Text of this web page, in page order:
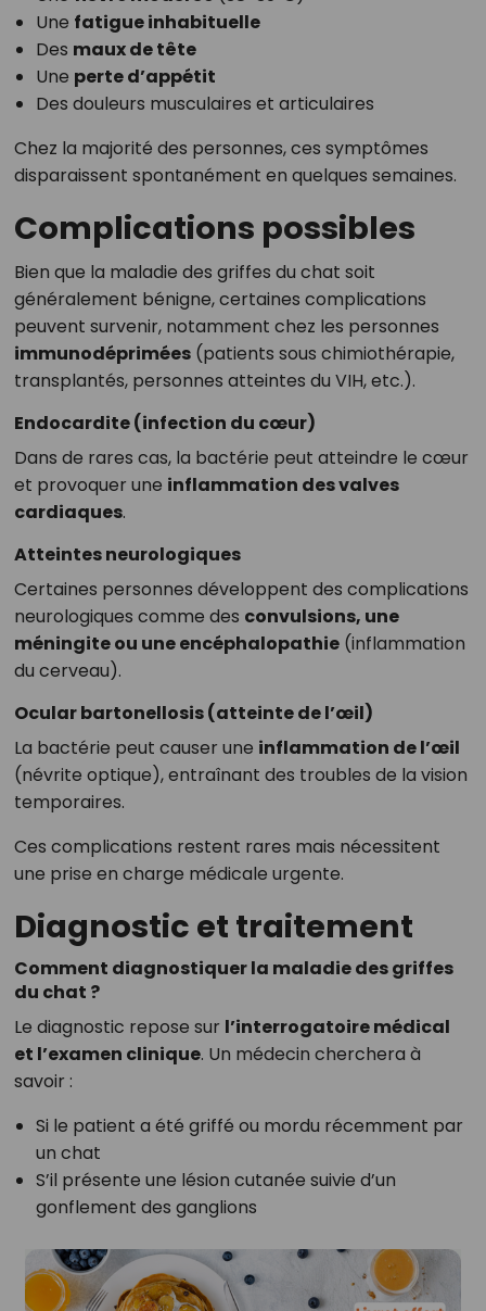
Une fatigue inhabituelle
Des maux de tête
Une perte d’appétit
Des douleurs musculaires et articulaires
Chez la majorité des personnes, ces symptômes
disparaissent spontanément en quelques semaines.
Complications possibles
Bien que la maladie des griffes du chat soit
généralement bénigne, certaines complications
peuvent survenir, notamment chez les personnes
immunodéprimées(patients sous chimiothérapie,
transplantés, personnes atteintes du VIH, etc.).
Endocardite (infection du cœur)
Dans de rares cas, la bactérie peut atteindre le cœur
et provoquer une inflammation des valves
cardiaques.
Atteintes neurologiques
Certaines personnes développent des complications
neurologiques comme des convulsions, une
méningite ou une encéphalopathie(inflammation
du cerveau).
Ocular bartonellosis (atteinte de l’œil)
La bactérie peut causer une inflammation de l’œil
(névrite optique), entraînant des troubles de la vision
temporaires.
Ces complications restent rares mais nécessitent
une prise en charge médicale urgente.
Diagnostic et traitement
Comment diagnostiquer la maladie des griffes
du chat ?
Le diagnostic repose sur l’interrogatoire médical
et l’examen clinique. Un médecin cherchera à
savoir :
Si le patient a été griffé ou mordu récemment par
un chat
S’il présente une lésion cutanée suivie d’un
gonflement des ganglions